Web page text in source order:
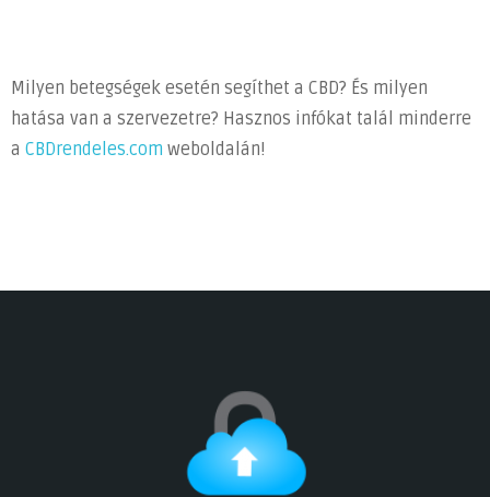
Milyen betegségek esetén segíthet a CBD? És milyen
hatása van a szervezetre? Hasznos infókat talál minderre
a CBDrendeles.com weboldalán!